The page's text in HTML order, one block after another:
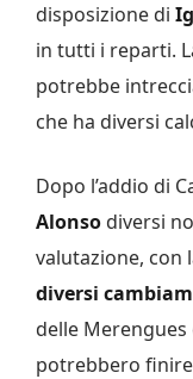
disposizione di
in tutti i reparti.
potrebbe
che ha diversi
Dopo l’addio di
Alonso diversi
valutazione, con
diversi
delle
potrebbero